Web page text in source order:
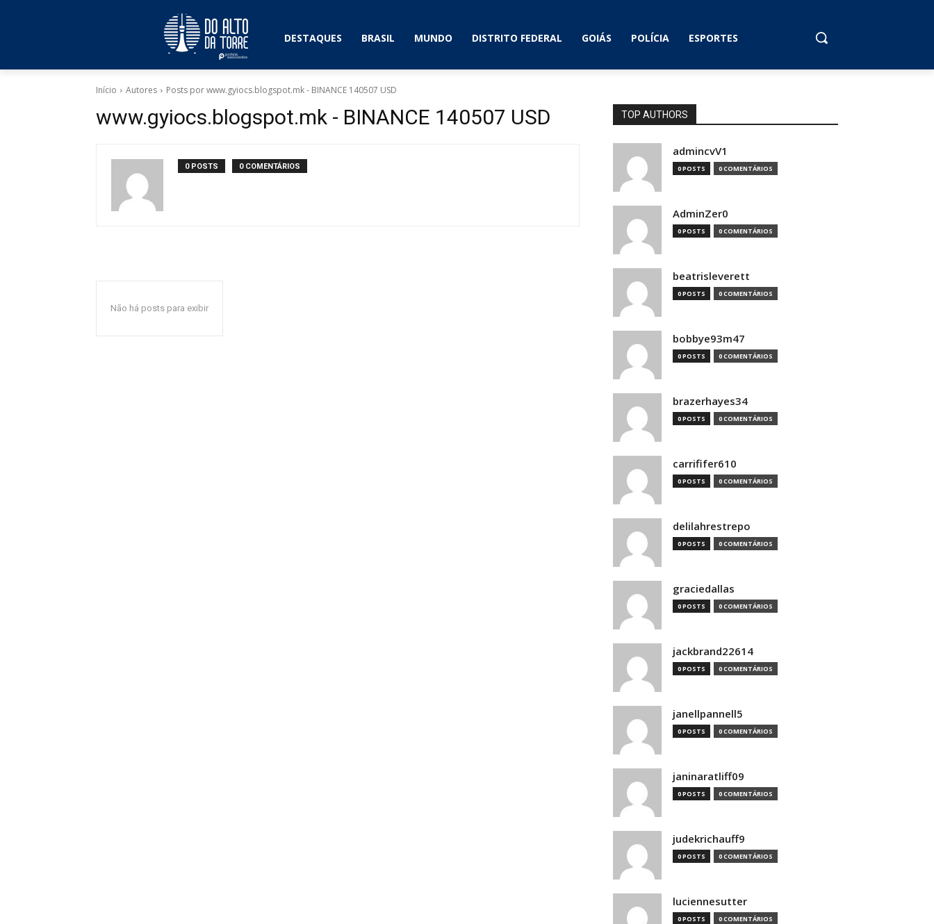
DESTAQUES BRASIL MUNDO DISTRITO FEDERAL GOIÁS POLÍCIA ESPORTES
Início Autores Posts por www.gyiocs.blogspot.mk - BINANCE 140507 USD
www.gyiocs.blogspot.mk - BINANCE 140507 USD
0 POSTS 0 COMENTÁRIOS
Não há posts para exibir
TOP AUTHORS
admincvV1
0 POSTS 0 COMENTÁRIOS
AdminZer0
0 POSTS 0 COMENTÁRIOS
beatrisleverett
0 POSTS 0 COMENTÁRIOS
bobbye93m47
0 POSTS 0 COMENTÁRIOS
brazerhayes34
0 POSTS 0 COMENTÁRIOS
carrififer610
0 POSTS 0 COMENTÁRIOS
delilahrestrepo
0 POSTS 0 COMENTÁRIOS
graciedallas
0 POSTS 0 COMENTÁRIOS
jackbrand22614
0 POSTS 0 COMENTÁRIOS
janellpannell5
0 POSTS 0 COMENTÁRIOS
janinaratliff09
0 POSTS 0 COMENTÁRIOS
judekrichauff9
0 POSTS 0 COMENTÁRIOS
luciennesutter
0 POSTS 0 COMENTÁRIOS